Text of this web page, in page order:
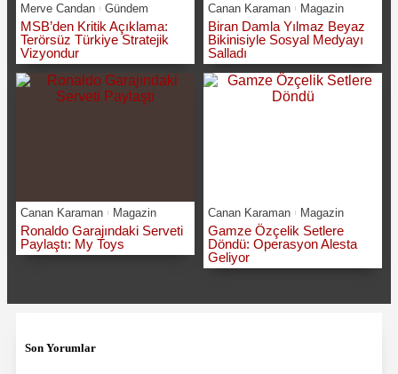
Merve Candan Gündem
MSB’den Kritik Açıklama:
Terörsüz Türkiye Stratejik
Vizyondur
Canan Karaman Magazin
Biran Damla Yılmaz Beyaz
Bikinisiyle Sosyal Medyayı
Salladı
Canan Karaman Magazin
Ronaldo Garajındaki Serveti
Paylaştı: My Toys
Canan Karaman Magazin
Gamze Özçelik Setlere
Döndü: Operasyon Alesta
Geliyor
Son Yorumlar